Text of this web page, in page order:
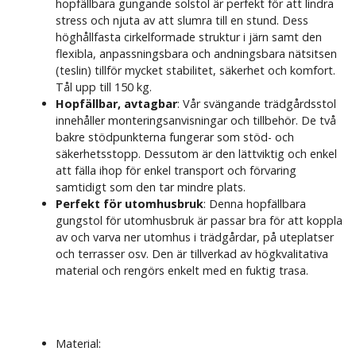
hopfällbara gungande solstol är perfekt för att lindra
stress och njuta av att slumra till en stund. Dess
höghållfasta cirkelformade struktur i järn samt den
flexibla, anpassningsbara och andningsbara nätsitsen
(teslin) tillför mycket stabilitet, säkerhet och komfort.
Tål upp till 150 kg.
Hopfällbar, avtagbar: Vår svängande trädgårdsstol
innehåller monteringsanvisningar och tillbehör. De två
bakre stödpunkterna fungerar som stöd- och
säkerhetsstopp. Dessutom är den lättviktig och enkel
att fälla ihop för enkel transport och förvaring
samtidigt som den tar mindre plats.
Perfekt för utomhusbruk: Denna hopfällbara
gungstol för utomhusbruk är passar bra för att koppla
av och varva ner utomhus i trädgårdar, på uteplatser
och terrasser osv. Den är tillverkad av högkvalitativa
material och rengörs enkelt med en fuktig trasa.
Material: